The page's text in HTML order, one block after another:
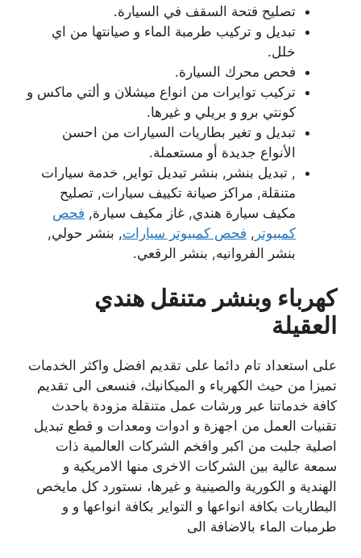
تصليح فتحة السقف في السيارة.
تبديل و تركيب طرمبة الماء و صيانتها من اي
خلل.
فحص محرك السيارة.
تركيب توايرات من انواع ميشلان و ألتي ماكس و
كونتي برو و بريلي و غيرها.
تبديل و تغير بطاريات السيارات من احسن
الأنواع جديدة أو مستعملة.
, تبديل بنشر, بنشر تبديل تواير, خدمة سيارات
متنقلة, مراكز صيانة تكييف سيارات, تصليح
مكيف سيارة هندي, غاز مكيف سيارة, فحص
كمبيوتر , فحص كمبيوتر سيارات, بنشر حولي,
بنشر الفروانيه, بنشر الرقعي.
كهرباء وبنشر متنقل هندي
العقيلة
على استعداد تام دائما على تقديم افضل واكثر الخدمات
تميزا من حيث الكهرباء و الميكانيك، فنسعى الى تقديم
كافة خدماتنا عبر ورشات عمل متنقلة مزودة باحدث
تقنيات العمل من اجهزة و ادوات ومعدات و قطع تبديل
اصلية جلبت من اكبر وافخم الشركات العالمية ذات
سمعة عالية بين الشركات الاخرى منها الامريكية و
الهندية و الكورية والصينية و غيرها، نستورد كل مايخص
البطاريات بكافة انواعها و التواير بكافة انواعها و و
طرمبات الماء بالاضافة الى